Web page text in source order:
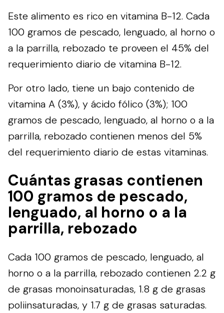
Este alimento es rico en vitamina B-12. Cada
100 gramos de pescado, lenguado, al horno o
a la parrilla, rebozado te proveen el 45% del
requerimiento diario de vitamina B-12.
Por otro lado, tiene un bajo contenido de
vitamina A (3%), y ácido fólico (3%); 100
gramos de pescado, lenguado, al horno o a la
parrilla, rebozado contienen menos del 5%
del requerimiento diario de estas vitaminas.
Cuántas grasas contienen
100 gramos de pescado,
lenguado, al horno o a la
parrilla, rebozado
Cada 100 gramos de pescado, lenguado, al
horno o a la parrilla, rebozado contienen 2.2 g
de grasas monoinsaturadas, 1.8 g de grasas
poliinsaturadas, y 1.7 g de grasas saturadas.